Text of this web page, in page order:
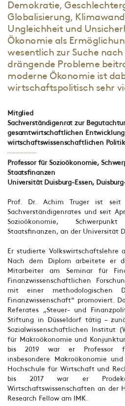
Demokratie,
Globalisierung,
Ungleichheit und
Ökonomie als
wesentlich zur Suche
drängende Probleme
moderne Ökonomie ist
wirtschaftspolitisch sehr
Mitglied
Sachverständigenrat zur
gesamtwirtschaftlichen Entwicklung
wirtschaftswissenschaftlichen
Professor für Sozioökonomie,
Staatsfinanzen
Universität Duisburg-Essen,
Prof. Dr. Achim Truger ist seit
Sachverständigenrates und seit
Sozioökonomie,
Staatsfinanzen, an der Universität
Er studierte Volkswirtschaftslehre
Nach dem Diplom arbeitete er
Mitarbeiter am Seminar für
Finanzwissenschaftlichen
mit einer methodologischen
Finanzwissenschaft“ promoviert.
Referates „Steuer- und
Stiftung in Düsseldorf tätig –
Sozialwissenschaftlichen Institut
für Makroökonomie und
bis 2019 war er Professor
insbesondere Makroökonomie
Hochschule für Wirtschaft und
bis 2017 war er
Wirtschaftswissenschaften an der
Research Fellow am IMK.